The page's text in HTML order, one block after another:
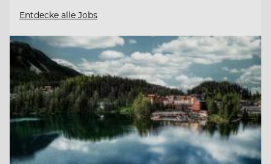
Entdecke alle Jobs